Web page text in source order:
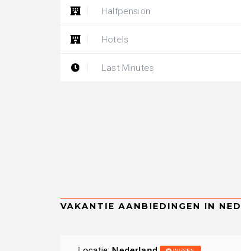
Halfpension
Hotels
Last Minutes